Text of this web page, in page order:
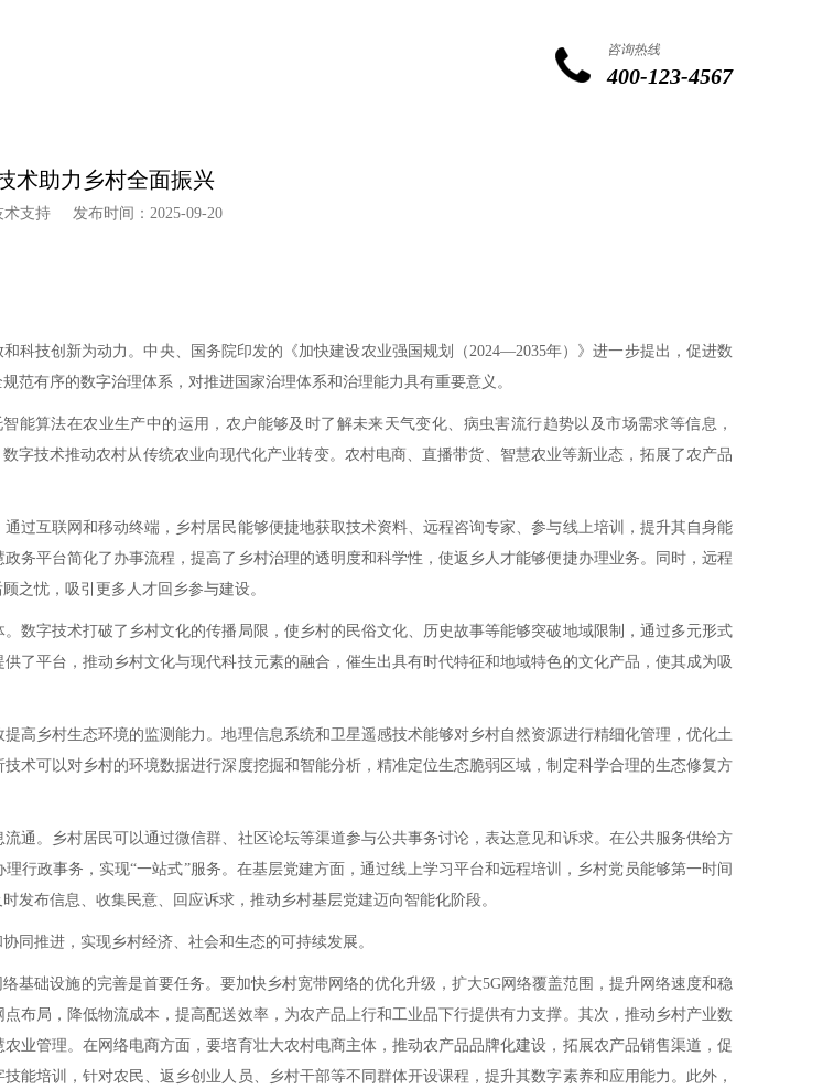
咨询热线
400-123-4567
术助力乡村全面振兴
术支持 发布时间：2025-09-20
技创新为动力。中央、国务院印发的《加快建设农业强国规划（2024—2035年）》进一步提出，促进数
有序的数字治理体系，对推进国家治理体系和治理能力具有重要意义。
算法在农业生产中的运用，农户能够及时了解未来天气变化、病虫害流行趋势以及市场需求等信息，
字技术推动农村从传统农业向现代化产业转变。农村电商、直播带货、智慧农业等新业态，拓展了农产品
互联网和移动终端，乡村居民能够便捷地获取技术资料、远程咨询专家、参与线上培训，提升其自身能
务平台简化了办事流程，提高了乡村治理的透明度和科学性，使返乡人才能够便捷办理业务。同时，远程
之忧，吸引更多人才回乡参与建设。
字技术打破了乡村文化的传播局限，使乡村的民俗文化、历史故事等能够突破地域限制，通过多元形式
了平台，推动乡村文化与现代科技元素的融合，催生出具有时代特征和地域特色的文化产品，使其成为吸
乡村生态环境的监测能力。地理信息系统和卫星遥感技术能够对乡村自然资源进行精细化管理，优化土
术可以对乡村的环境数据进行深度挖掘和智能分析，精准定位生态脆弱区域，制定科学合理的生态修复方
。乡村居民可以通过微信群、社区论坛等渠道参与公共事务讨论，表达意见和诉求。在公共服务供给方
行政事务，实现“一站式”服务。在基层党建方面，通过线上学习平台和远程培训，乡村党员能够第一时间
发布信息、收集民意、回应诉求，推动乡村基层党建迈向智能化阶段。
推进，实现乡村经济、社会和生态的可持续发展。
础设施的完善是首要任务。要加快乡村宽带网络的优化升级，扩大5G网络覆盖范围，提升网络速度和稳
布局，降低物流成本，提高配送效率，为农产品上行和工业品下行提供有力支撑。其次，推动乡村产业数
业管理。在网络电商方面，要培育壮大农村电商主体，推动农产品品牌化建设，拓展农产品销售渠道，促
能培训，针对农民、返乡创业人员、乡村干部等不同群体开设课程，提升其数字素养和应用能力。此外，